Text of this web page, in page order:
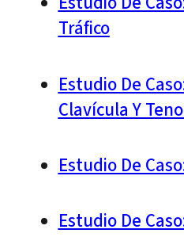
Tráfico
Estudio De
Clavícula Y
Estudio De
Estudio De